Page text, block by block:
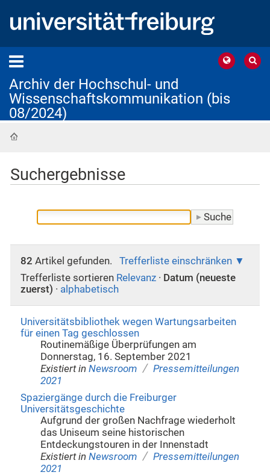
Archiv der Hochschul- und
Wissenschaftskommunikation (bis
08/2024)
Suchergebnisse
82 Artikel gefunden.
Trefferliste einschränken
Trefferliste sortieren Relevanz · Datum (neueste
zuerst) · alphabetisch
Universitätsbibliothek wegen Wartungsarbeiten
für einen Tag geschlossen
Routinemäßige Überprüfungen am
Donnerstag, 16. September 2021
Existiert in Newsroom / Pressemitteilungen
2021
Spaziergänge durch die Freiburger
Universitätsgeschichte
Aufgrund der großen Nachfrage wiederholt
das Uniseum seine historischen
Entdeckungstouren in der Innenstadt
Existiert in Newsroom / Pressemitteilungen
2021